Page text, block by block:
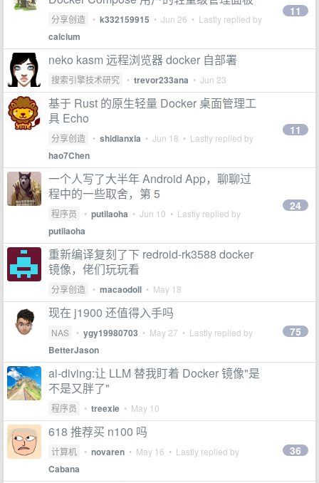
分享创造 • k332159915 • Jun 26 • Lastly replied by
calcium
11
neko kasm 远程浏览器 docker 自部署
搜索引擎技术研究 • trevor233ana • Jun 23
基于 Rust 的原生轻量 Docker 桌面管理工
具 Echo
分享创造 • shidianxia • Jun 18 • Lastly replied by
hao7Chen
11
一个人写了大半年 Android App，聊聊过
程中的一些取舍，第 5
程序员 • putilaoha • Jun 10 • Lastly replied by
putilaoha
24
重新编译复刻了下 redroid-rk3588 docker
镜像，佬们玩玩看
分享创造 • macaodoll • May 18
现在 j1900 还值得入手吗
NAS • ygy19980703 • May 27 • Lastly replied by
BetterJason
75
ai-diving:让 LLM 替我盯着 Docker 镜像"是
不是又胖了"
程序员 • treexie • May 10
618 推荐买 n100 吗
计算机 • novaren • May 16 • Lastly replied by
Cabana
36